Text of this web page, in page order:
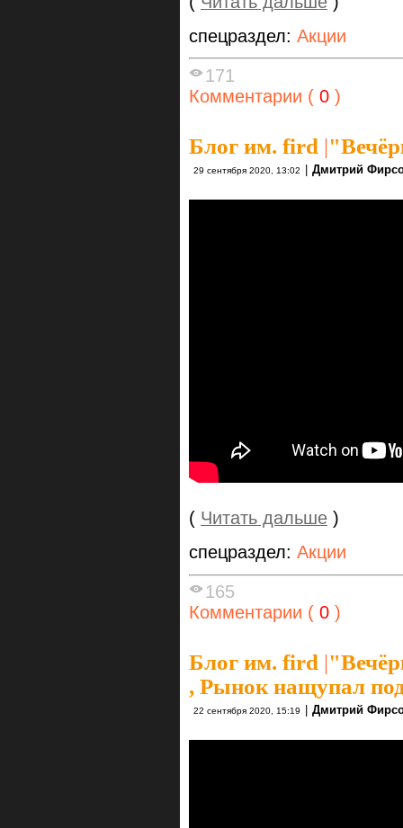
спецраздел: Акции
171
Комментарии ( 0 )
Блог им. fird |
29 сентября 2020, 13:02 Дмитрий
( Читать дальше )
спецраздел: Акции
165
Комментарии ( 0 )
Блог им. fird |
, Рынок нащупал
22 сентября 2020, 15:19 Дмитрий